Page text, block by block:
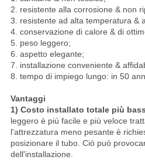
2. resistente alla corrosione & non
3. resistente ad alta temperatura &
4. conservazione di calore & di
5. peso leggero;
6. aspetto elegante;
7. installazione conveniente &
8. tempo di impiego lungo: in 50
Vantaggi
1) Costo installato totale più
leggero è più facile e più veloce
l'attrezzatura meno pesante è
posizionare il tubo. Ciò può
dell'installazione.